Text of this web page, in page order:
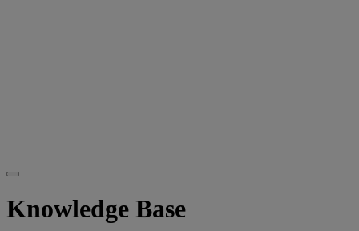
Knowledge Base